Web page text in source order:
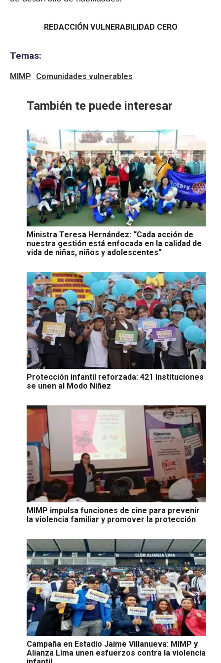
REDACCIÓN VULNERABILIDAD CERO
Temas:
MIMP Comunidades vulnerables
También te puede interesar
Ministra Teresa Hernández: “Cada acción de
nuestra gestión está enfocada en la calidad de
vida de niñas, niños y adolescentes”
Protección infantil reforzada: 421 Instituciones
se unen al Modo Niñez
MIMP impulsa funciones de cine para prevenir
la violencia familiar y promover la protección
Campaña en Estadio Jaime Villanueva: MIMP y
Alianza Lima unen esfuerzos contra la violencia